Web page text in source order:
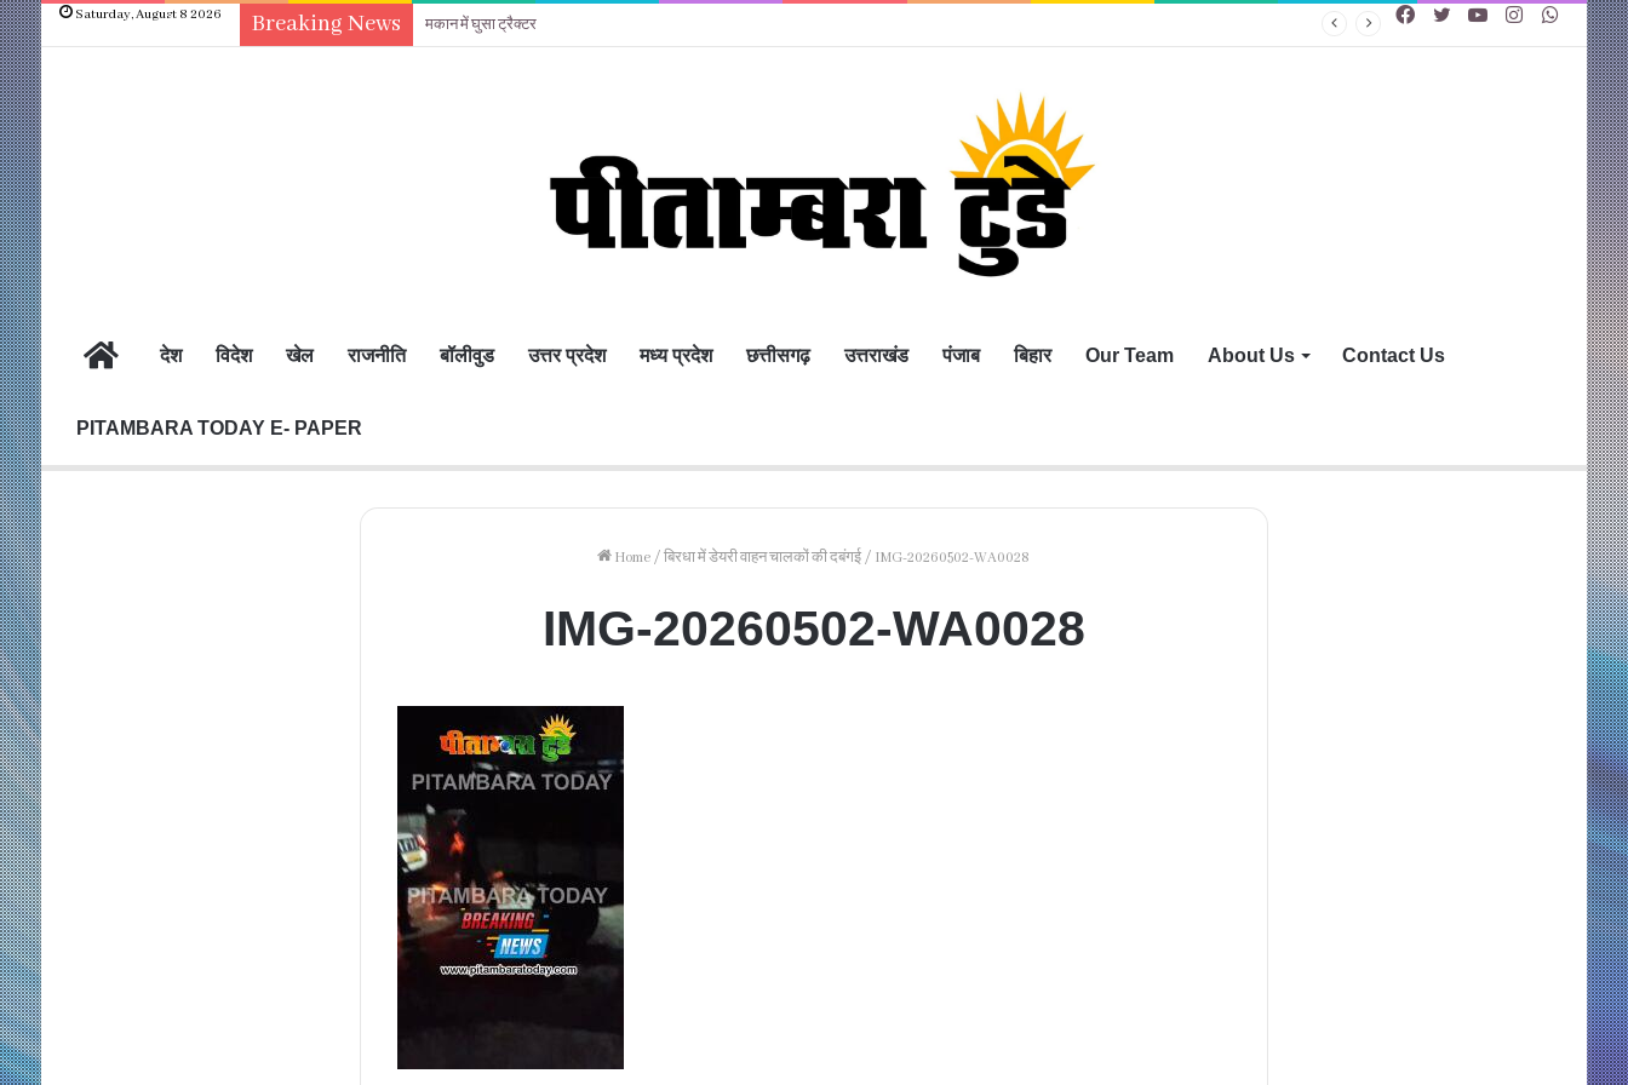
Saturday, August 8 2026 Breaking News मकान में घुसा ट्रैक्टर
Instagram
YouTube
Twitter
Facebook
होम देश विदेश खेल राजनीति बॉलीवुड उत्तर प्रदेश मध्य प्रदेश छत्तीसगढ़ उत्तराखंड पंजाब बिहार Our Team About Us Contact Us
PITAMBARA TODAY E- PAPER
Home / बिरधा में डेयरी वाहन चालकों की दबंगई / IMG-20260502-WA0028
IMG-20260502-WA0028